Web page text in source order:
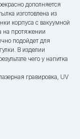
дополняется
изготовлена из
корпуса с вакуумной
на протяжении
подойдет для
В изделии
чего у напитка
гравировка, UV